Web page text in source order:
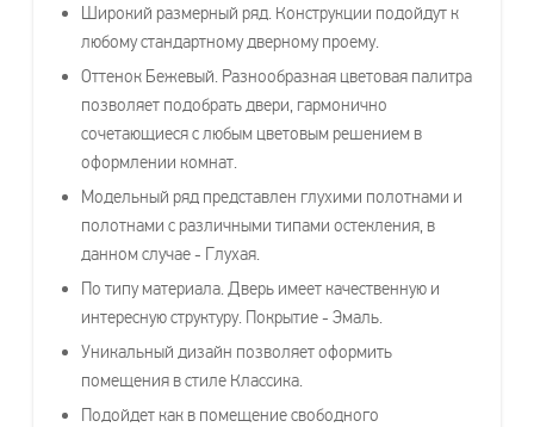
Широкий размерный ряд. Конструкции подойдут к
любому стандартному дверному проему.
Оттенок Бежевый. Разнообразная цветовая палитра
позволяет подобрать двери, гармонично
сочетающиеся с любым цветовым решением в
оформлении комнат.
Модельный ряд представлен глухими полотнами и
полотнами с различными типами остекления, в
данном случае - Глухая.
По типу материала. Дверь имеет качественную и
интересную структуру. Покрытие - Эмаль.
Уникальный дизайн позволяет оформить
помещения в стиле Классика.
Подойдет как в помещение свободного